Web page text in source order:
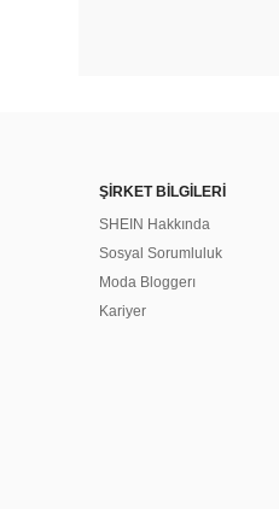
ŞİRKET BİLGİLERİ
SHEIN Hakkında
Sosyal Sorumluluk
Moda Bloggerı
Kariyer